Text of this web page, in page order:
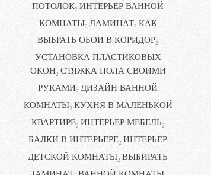
ПОТОЛОК2 ИНТЕРЬЕР ВАННОЙ
КОМНАТЫ2 ЛАМИНАТ2 КАК
ВЫБРАТЬ ОБОИ В КОРИДОР2
УСТАНОВКА ПЛАСТИКОВЫХ
ОКОН2 СТЯЖКА ПОЛА СВОИМИ
РУКАМИ2 ДИЗАЙН ВАННОЙ
КОМНАТЫ2 КУХНЯ В МАЛЕНЬКОЙ
КВАРТИРЕ2 ИНТЕРЬЕР МЕБЕЛЬ2
БАЛКИ В ИНТЕРЬЕРЕ2 ИНТЕРЬЕР
ДЕТСКОЙ КОМНАТЫ2 ВЫБИРАТЬ